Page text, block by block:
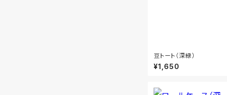
豆トート（深緑）
¥1,650